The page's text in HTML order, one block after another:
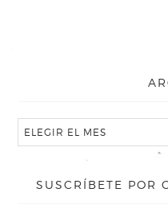
SUSCRÍBETE POR